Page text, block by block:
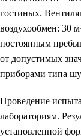
гостиных.
воздухообмен: 30
постоянным
от допустимых
приборами типа
Проведение
лабораториям.
установленной